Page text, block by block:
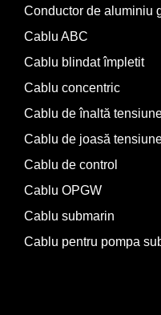
Conductor de aluminiu
Cablu ABC
Cablu blindat împletit
Cablu concentric
Cablu de înaltă
Cablu de joasă
Cablu de control
Cablu OPGW
Cablu submarin
Cablu pentru pompa